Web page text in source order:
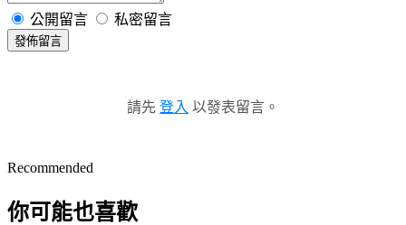
公開留言 私密留言
發佈留言
請先 登入 以發表留言。
Recommended
你可能也喜歡